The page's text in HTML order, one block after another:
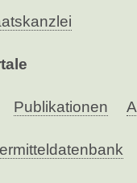
Publikationen